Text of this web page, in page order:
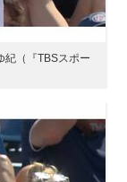
紀（『TBSスポー